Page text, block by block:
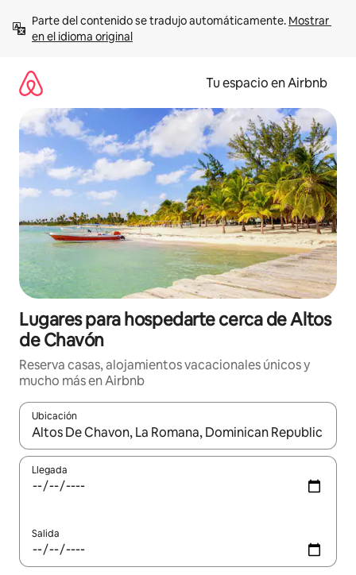
contenido
Parte del contenido se tradujo automáticamente. Mostrar
en el idioma original
Tu espacio en Airbnb
Lugares para hospedarte cerca de Altos
de Chavón
Reserva casas, alojamientos vacacionales únicos y
mucho más en Airbnb
Ubicación
Cuando los resultados estén disponibles, podrás navegar
Llegada
Salida